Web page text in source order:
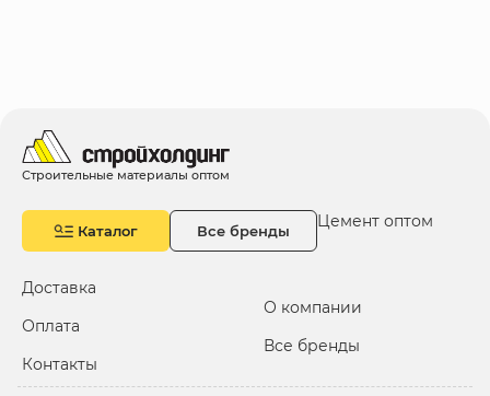
Строительные материалы оптом
Каталог Все бренды Цемент оптом
Доставка
Оплата
Контакты
О компании
Все бренды